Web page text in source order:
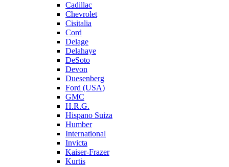
Cadillac
Chevrolet
Cisitalia
Cord
Delage
Delahaye
DeSoto
Devon
Duesenberg
Ford (USA)
GMC
H.R.G.
Hispano Suiza
Humber
International
Invicta
Kaiser-Frazer
Kurtis